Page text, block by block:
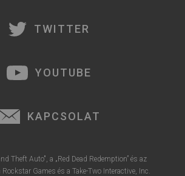
TWITTER
YOUTUBE
KAPCSOLAT
Theft Auto", a „Red Dead Redemption” és az
Games és a Take-Two Interactive, Inc.